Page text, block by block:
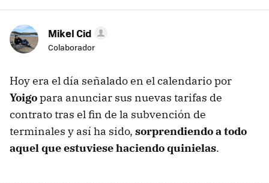
Mikel Cid
Colaborador
Hoy era el día señalado en el calendario por
Yoigopara anunciar sus nuevas tarifas de
contrato tras el fin de la subvención de
terminales y así ha sido, sorprendiendo a todo
aquel que estuviese haciendo quinielas.